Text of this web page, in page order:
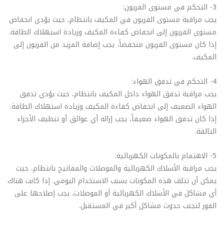
3- التحكم في مستوى الفريون:
يجب مراقبة مستوى الفريون في المكيف بانتظام، حيث يؤدي انخفاض
مستوى الفريون إلى انخفاض كفاءة المكيف وزيادة استهلاك الطاقة.
إذا كان مستوى الفريون منخفضاً، يجب إضافة المزيد من الفريون إلى
المكيف.
4- التحكم في تدفق الهواء:
يجب مراقبة تدفق الهواء داخل المكيف بانتظام، حيث يؤدي تدفق
الهواء الضعيف إلى انخفاض كفاءة المكيف وزيادة استهلاك الطاقة.
إذا كان تدفق الهواء ضعيفاً، يجب إزالة أي عوائق أو تنظيف الأجزاء
التالفة.
5- الاهتمام بالمكونات الكهربائية:
يجب مراقبة الأسلاك الكهربائية والموصلات والمفاتيح بانتظام، حيث
يمكن أن تتلف هذه المكونات بسبب الاستخدام اليومي. إذا كانت هناك
أي مشاكل في الأسلاك الكهربائية أو الموصلات، يجب إصلاحها على
الفور لتجنب حدوث مشاكل أكبر في المستقبل.